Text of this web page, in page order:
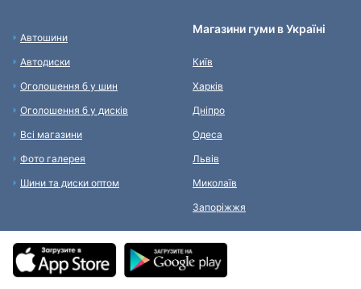
Автошини
Автодиски
Оголошення б у шин
Оголошення б у дисків
Всі магазини
Фото галерея
Шини та диски оптом
Магазини гуми в Україні
Київ
Харків
Дніпро
Одеса
Львів
Миколаїв
Запоріжжя